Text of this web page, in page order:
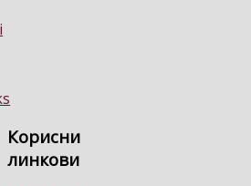
Корисни
линкови